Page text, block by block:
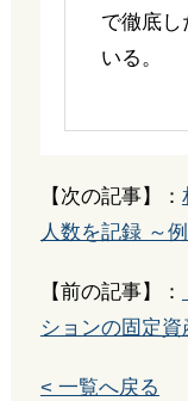
で徹底し
いる。
【次の記事】：
人数を記録 ～
【前の記事】：
ションの固定
< 一覧へ戻る